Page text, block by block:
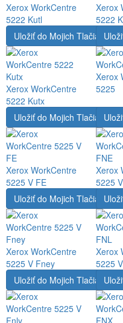
Xerox WorkCentre
5222 Kutl
Xerox
5222
Uložiť do Mojich Tlačiarní
Xerox WorkCentre
5222 Kutx
Xerox
5225
Uložiť do Mojich Tlačiarní
Xerox WorkCentre
5225 V FE
Xerox
5225
Uložiť do Mojich Tlačiarní
Xerox WorkCentre
5225 V Fney
Xerox
5225
Uložiť do Mojich Tlačiarní